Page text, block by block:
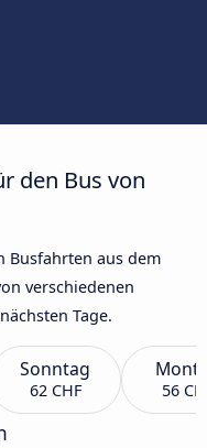
den Bus von
Busfahrten aus dem
verschiedenen
Tage.
Sonntag
62 CHF 56